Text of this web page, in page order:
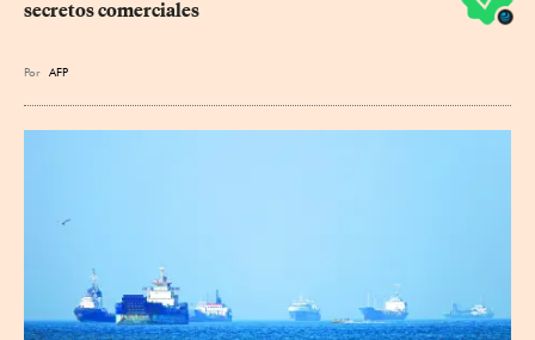
secretos comerciales
Por AFP